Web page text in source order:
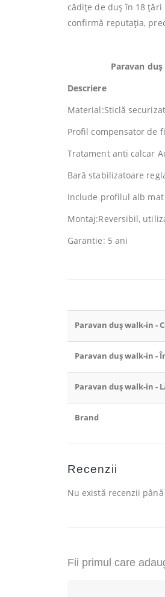
cădițe de duș în 18 țări
confirmă reputația,
Paravan
Descriere
Material:Sticlă
Profil compensator de
Tratament anti calcar
Bară stabilizatoare
Include profilul alb
Montaj:Reversibil,
Garantie: 5 ani
Paravan duș walk-in -
Paravan duș walk-in -
Paravan duș walk-in -
Brand
Recenzii
Nu există recenzii
Fii primul care